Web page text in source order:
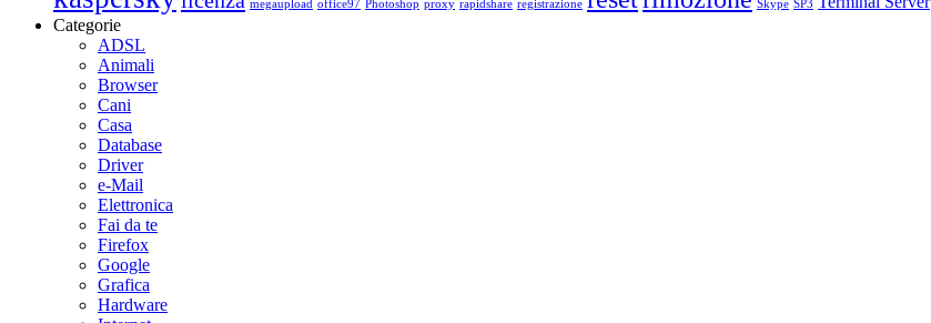
megaupload office97 Photoshop proxy rapidshare registrazione Skype SP3
Categorie
ADSL
Animali
Browser
Cani
Casa
Database
Driver
e-Mail
Elettronica
Fai da te
Firefox
Google
Grafica
Hardware